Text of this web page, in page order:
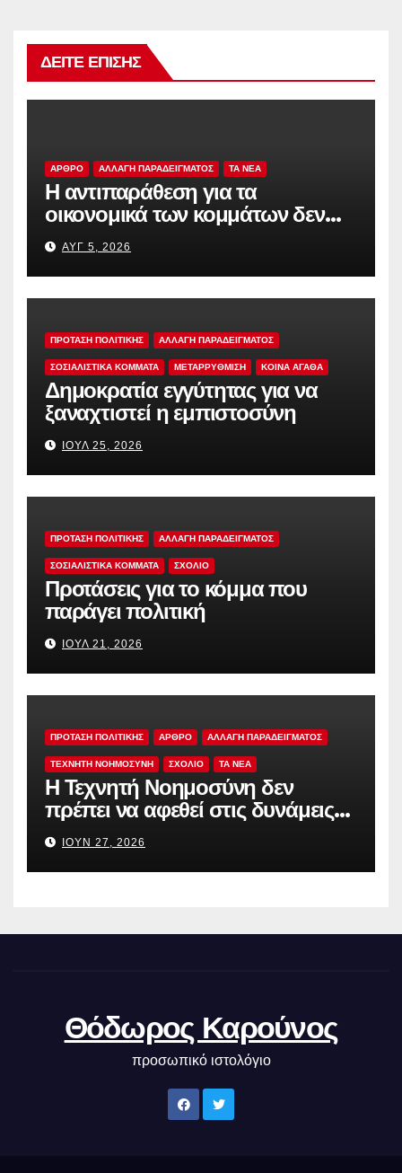
ΔΕΊΤΕ ΕΠΊΣΗΣ
ΑΡΘΡΟ ΑΛΛΑΓΗ ΠΑΡΑΔΕΙΓΜΑΤΟΣ TA NEA
Η αντιπαράθεση για τα
οικονομικά των κομμάτων δεν
αρκεί
ΑΥΓ 5, 2026
ΠΡΟΤΑΣΗ ΠΟΛΙΤΙΚΗΣ ΑΛΛΑΓΗ ΠΑΡΑΔΕΙΓΜΑΤΟΣ
ΣΟΣΙΑΛΙΣΤΙΚΆ ΚΌΜΜΑΤΑ ΜΕΤΑΡΡΥΘΜΙΣΗ ΚΟΙΝΑ ΑΓΑΘΑ
Δημοκρατία εγγύτητας για να
ξαναχτιστεί η εμπιστοσύνη
ΙΟΎΛ 25, 2026
ΠΡΟΤΑΣΗ ΠΟΛΙΤΙΚΗΣ ΑΛΛΑΓΗ ΠΑΡΑΔΕΙΓΜΑΤΟΣ
ΣΟΣΙΑΛΙΣΤΙΚΆ ΚΌΜΜΑΤΑ ΣΧΟΛΙΟ
Προτάσεις για το κόμμα που
παράγει πολιτική
ΙΟΎΛ 21, 2026
ΠΡΟΤΑΣΗ ΠΟΛΙΤΙΚΗΣ ΑΡΘΡΟ ΑΛΛΑΓΗ ΠΑΡΑΔΕΙΓΜΑΤΟΣ
ΤΕΧΝΗΤΗ ΝΟΗΜΟΣΥΝΗ ΣΧΟΛΙΟ TA NEA
Η Τεχνητή Νοημοσύνη δεν
πρέπει να αφεθεί στις δυνάμεις
της αγοράς
ΙΟΎΝ 27, 2026
Θόδωρος Καρούνος
προσωπικό ιστολόγιο